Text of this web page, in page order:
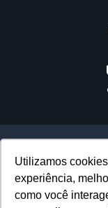
Utilizamos
experiência,
como você